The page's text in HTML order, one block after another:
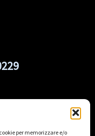
per memorizzare e/o